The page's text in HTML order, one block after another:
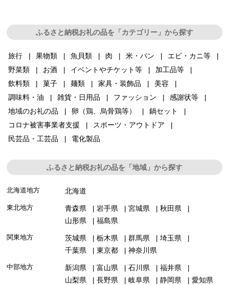
ふるさと納税お礼の品を「カテゴリー」から探す
旅行 果物類 魚貝類 肉 米・パン
エビ・カニ等
野菜類
お酒 イベントやチケット等
加工品等
飲料類
菓子 麺類 家具・装飾品
美容
調味料・油
雑貨・日用品 ファッション
感謝状等
地域のお礼の品
卵（鶏、烏骨鶏等）
鍋セット
コロナ被害事業者支援
スポーツ・アウトドア
民芸品・工芸品
電化製品
ふるさと納税お礼の品を「地域」から探す
北海道地方 北海道
東北地方 青森県 岩手県 宮城県
秋田県
山形県
福島県
関東地方 茨城県 栃木県 群馬県
埼玉県
千葉県
東京都 神奈川県
中部地方 新潟県 富山県 石川県
福井県
山梨県
長野県 岐阜県 静岡県 愛知県